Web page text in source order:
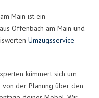
Main ist ein
Offenbach am Main und
Umzugsservice
kümmert sich um
der Planung über den